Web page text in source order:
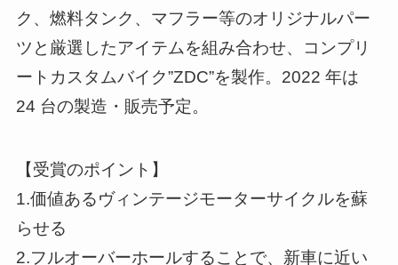
ク、燃料タンク、マフラー等のオリジナルパー
ツと厳選したアイテムを組み合わせ、コンプリ
ートカスタムバイク”ZDC”を製作。2022 年は
24 台の製造・販売予定。
【受賞のポイント】
1.価値あるヴィンテージモーターサイクルを蘇
らせる
2.フルオーバーホールすることで、新車に近い